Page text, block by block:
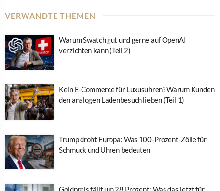
VERWANDTE THEMEN
Warum Swatch gut und gerne auf OpenAI
verzichten kann (Teil 2)
Kein E-Commerce für Luxusuhren? Warum Kunden
den analogen Ladenbesuch lieben (Teil 1)
Trump droht Europa: Was 100-Prozent-Zölle für
Schmuck und Uhren bedeuten
Goldpreis fällt um 28 Prozent: Was das jetzt für